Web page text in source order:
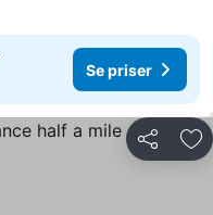
Se priser
Dela